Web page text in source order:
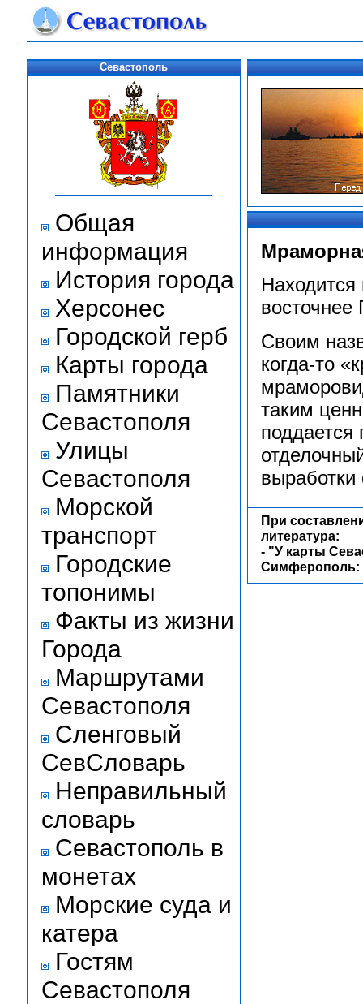
Севастополь
Общая
информация
История города
Херсонес
Городской герб
Карты города
Памятники
Севастополя
Улицы
Севастополя
Морской
транспорт
Городские
топонимы
Факты из жизни
Города
Маршрутами
Севастополя
Сленговый
СевСловарь
Неправильный
словарь
Севастополь в
монетах
Морские суда и
катера
Гостям
Севастополя
восточнее
Своим
когда-то
таким
поддается
При
литература:
- "У карты
Симферополь: